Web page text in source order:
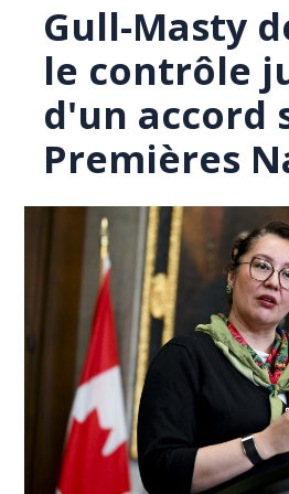
Gull-Masty
le contrôle
d'un accord
Premières